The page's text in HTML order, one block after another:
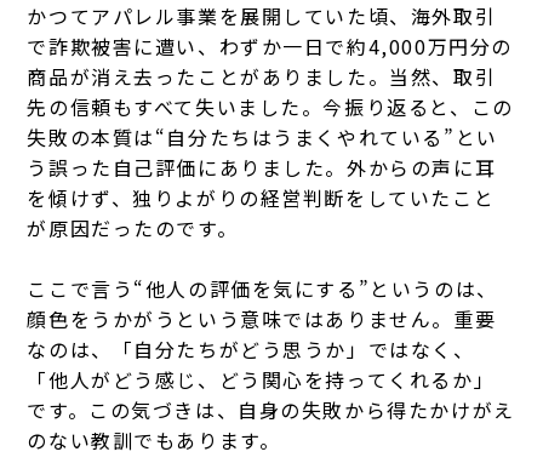
かつてアパレル事業を展開していた頃、海外取引
で詐欺被害に遭い、わずか一日で約4,000万円分の
商品が消え去ったことがありました。当然、取引
先の信頼もすべて失いました。今振り返ると、この
失敗の本質は“自分たちはうまくやれている”とい
う誤った自己評価にありました。外からの声に耳
を傾けず、独りよがりの経営判断をしていたこと
が原因だったのです。
ここで言う“他人の評価を気にする”というのは、
顔色をうかがうという意味ではありません。重要
なのは、「自分たちがどう思うか」ではなく、
「他人がどう感じ、どう関心を持ってくれるか」
です。この気づきは、自身の失敗から得たかけがえ
のない教訓でもあります。